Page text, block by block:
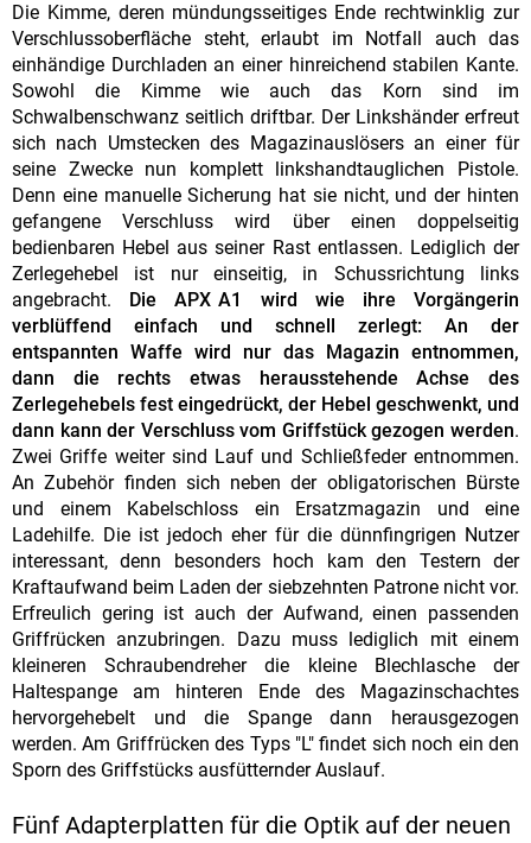
Die Kimme, deren mündungsseitiges Ende rechtwinklig zur
Verschlussoberfläche steht, erlaubt im Notfall auch das
einhändige Durchladen an einer hinreichend stabilen Kante.
Sowohl die Kimme wie auch das Korn sind im
Schwalbenschwanz seitlich driftbar. Der Linkshänder erfreut
sich nach Umstecken des Magazinauslösers an einer für
seine Zwecke nun komplett linkshandtauglichen Pistole.
Denn eine manuelle Sicherung hat sie nicht, und der hinten
gefangene Verschluss wird über einen doppelseitig
bedienbaren Hebel aus seiner Rast entlassen. Lediglich der
Zerlegehebel ist nur einseitig, in Schussrichtung links
angebracht.
Die APX A1 wird wie ihre Vorgängerin
verblüffend einfach und schnell zerlegt: An der
entspannten Waffe wird nur das Magazin entnommen,
dann die rechts etwas herausstehende Achse des
Zerlegehebels fest eingedrückt, der Hebel geschwenkt, und
dann kann der Verschluss vom Griffstück gezogen werden.
Zwei Griffe weiter sind Lauf und Schließfeder entnommen.
An Zubehör finden sich neben der obligatorischen Bürste
und einem Kabelschloss ein Ersatzmagazin und eine
Ladehilfe. Die ist jedoch eher für die dünnfingrigen Nutzer
interessant, denn besonders hoch kam den Testern der
Kraftaufwand beim Laden der siebzehnten Patrone nicht vor.
Erfreulich gering ist auch der Aufwand, einen passenden
Griffrücken anzubringen. Dazu muss lediglich mit einem
kleineren Schraubendreher die kleine Blechlasche der
Haltespange am hinteren Ende des Magazinschachtes
hervorgehebelt und die Spange dann herausgezogen
werden. Am Griffrücken des Typs "L" findet sich noch ein den
Sporn des Griffstücks ausfütternder Auslauf.
Fünf Adapterplatten für die Optik auf der neuen